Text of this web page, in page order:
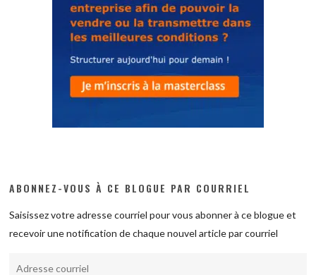
ABONNEZ-VOUS À CE BLOGUE PAR COURRIEL
Saisissez votre adresse courriel pour vous abonner à ce blogue et
recevoir une notification de chaque nouvel article par courriel